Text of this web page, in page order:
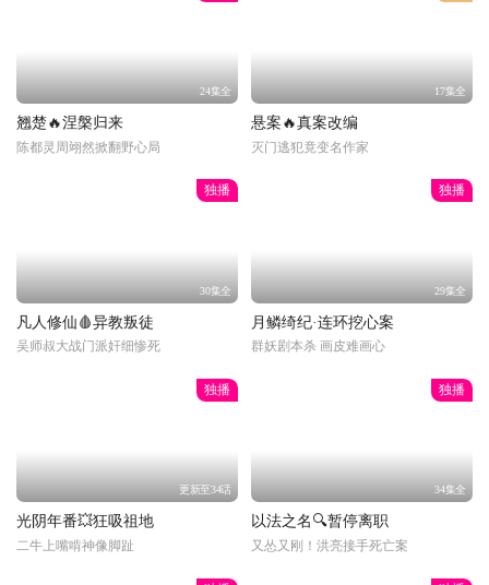
24集全
翘楚🔥涅槃归来
陈都灵周翊然掀翻野心局
17集全
悬案🔥真案改编
灭门逃犯竟变名作家
独播
30集全
凡人修仙🩸异教叛徒
吴师叔大战门派奸细惨死
独播
29集全
月鳞绮纪·连环挖心案
群妖剧本杀 画皮难画心
独播
更新至34话
光阴年番💥狂吸祖地
二牛上嘴啃神像脚趾
独播
34集全
以法之名🔍暂停离职
又怂又刚！洪亮接手死亡案